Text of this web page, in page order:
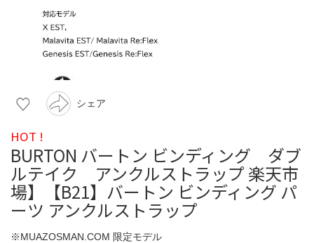
シェア
HOT !
BURTON バートン ビンディング ダブ
ルテイク アンクルストラップ 楽天市
場】【B21】バートン ビンディング パ
ーツ アンクルストラップ
※MUAZOSMAN.COM 限定モデル